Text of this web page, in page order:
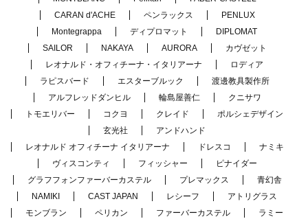
CARAN d'ACHE
ペンラックス
PENLUX
Montegrappa
ディプロマット
DIPLOMAT
SAILOR
NAKAYA AURORA
カヴゼット
レオナルド・オフィチーナ・イタリアーナ
ロディア
ラピスバード
エスターブルック
渡邊教具製作所
アルフレッドダンヒル
輪島屋善仁
クニサワ
トモエリバー
コクヨ クレイド
ポルシェデザイン
玄光社
アンドハンド
レオナルド オフィチーナ イタリアーナ
ドレスコ
ナミキ
ヴィスコンティ
フィッシャー
ピナイダー
グラフフォンファーバーカステル
プレマックス
青幻舎
NAMIKI
CAST JAPAN レシーフ
アトリグラス
モンブラン
ペリカン ファーバーカステル
ラミー